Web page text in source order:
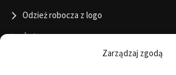
Zarządzaj zgodą
Odzież robocza z logo
Święta